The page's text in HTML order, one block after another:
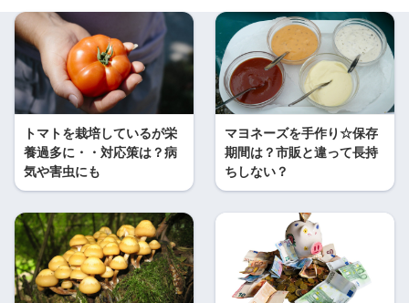
トマトを栽培しているが栄
養過多に・・対応策は？病
気や害虫にも
マヨネーズを手作り☆保存
期間は？市販と違って長持
ちしない？